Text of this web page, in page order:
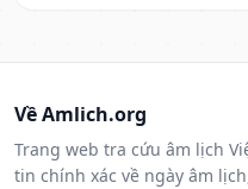
Về Amlich.org
Trang web tra cứu âm lịch
tin chính xác về ngày âm